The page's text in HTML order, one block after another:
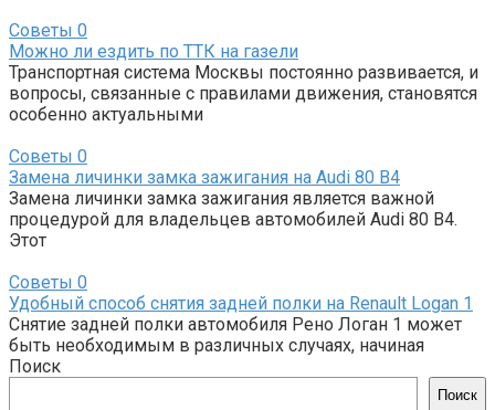
Советы 0
Можно ли ездить по ТТК на газели
Транспортная система Москвы постоянно развивается, и
вопросы, связанные с правилами движения, становятся
особенно актуальными
Советы 0
Замена личинки замка зажигания на Audi 80 B4
Замена личинки замка зажигания является важной
процедурой для владельцев автомобилей Audi 80 B4.
Этот
Советы 0
Удобный способ снятия задней полки на Renault Logan 1
Снятие задней полки автомобиля Рено Логан 1 может
быть необходимым в различных случаях, начиная
Поиск
Поиск